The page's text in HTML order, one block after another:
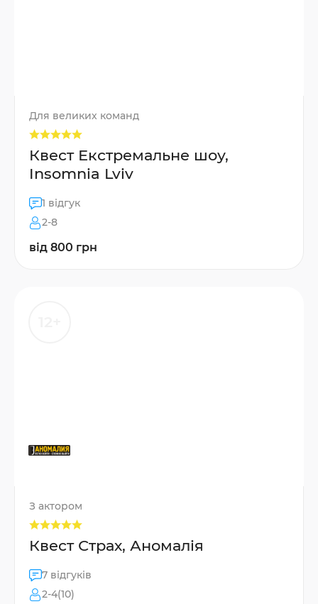
Для великих команд
Квест Екстремальне шоу,
Insomnia Lviv
1 відгук
2-8
від 800 грн
З актором
Квест Страх, Аномалія
7 відгуків
2-4(10)